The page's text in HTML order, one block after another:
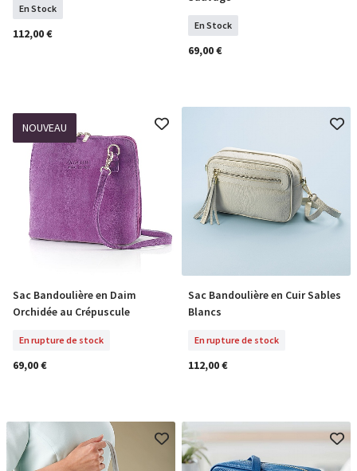
En Stock
112,00 €
En Stock
69,00 €
NOUVEAU
En Rupture De Stock
Sac Bandoulière en Daim
Orchidée au Crépuscule
En rupture de stock
69,00 €
En Rupture De Stock
Sac Bandoulière en Cuir Sables
Blancs
En rupture de stock
112,00 €